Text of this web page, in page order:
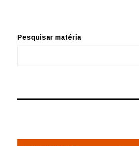
Pesquisar matéria